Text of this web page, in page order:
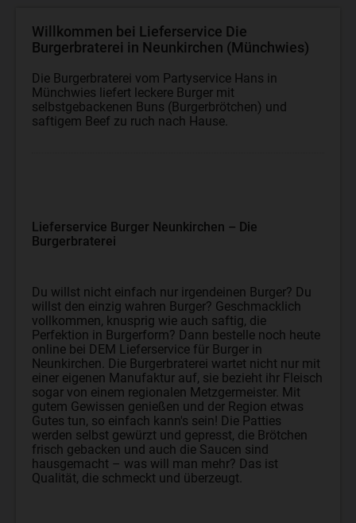
Willkommen bei Lieferservice Die
Burgerbraterei in Neunkirchen (Münchwies)
Die Burgerbraterei vom Partyservice Hans in
Münchwies liefert leckere Burger mit
selbstgebackenen Buns (Burgerbrötchen) und
saftigem Beef zu ruch nach Hause.
Lieferservice Burger Neunkirchen – Die
Burgerbraterei
Du willst nicht einfach nur irgendeinen Burger? Du
willst den einzig wahren Burger? Geschmacklich
vollkommen, knusprig wie auch saftig, die
Perfektion in Burgerform? Dann bestelle noch heute
online bei DEM Lieferservice für Burger in
Neunkirchen. Die Burgerbraterei wartet nicht nur mit
einer eigenen Manufaktur auf, sie bezieht ihr Fleisch
sogar von einem regionalen Metzgermeister. Mit
gutem Gewissen genießen und der Region etwas
Gutes tun, so einfach kann's sein! Die Patties
werden selbst gewürzt und gepresst, die Brötchen
frisch gebacken und auch die Saucen sind
hausgemacht – was will man mehr? Das ist
Qualität, die schmeckt und überzeugt.